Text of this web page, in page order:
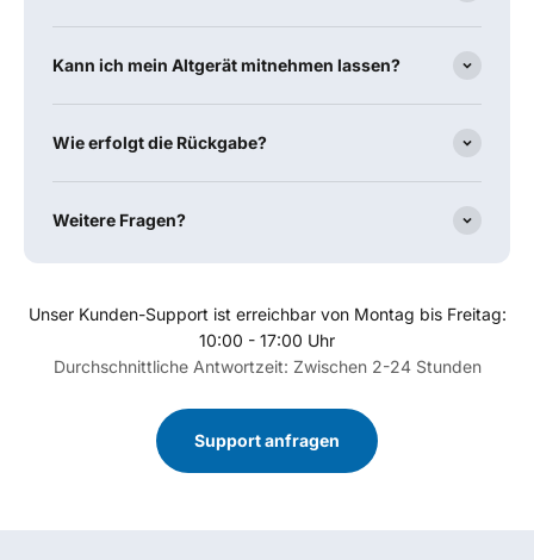
Kann ich mein Altgerät mitnehmen lassen?
Wie erfolgt die Rückgabe?
Weitere Fragen?
Unser Kunden-Support ist erreichbar von Montag bis Freitag:
10:00 - 17:00 Uhr
Durchschnittliche Antwortzeit: Zwischen 2-24 Stunden
Support anfragen